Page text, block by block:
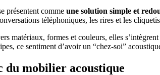
présentent comme une solution simple et
téléphoniques, les rires et les
matériaux, formes et couleurs, elles
ce sentiment d’avoir un “chez-soi”
du mobilier acoustique